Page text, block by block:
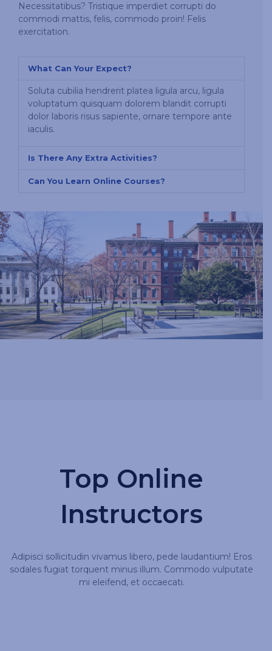
Necessitatibus? Tristique imperdiet corrupti do
commodi mattis, felis, commodo proin! Felis
exercitation.
What Can Your Expect?
Soluta cubilia hendrerit platea ligula arcu, ligula
voluptatum quisquam dolorem blandit corrupti
dolor laboris risus sapiente, ornare tempore ante
iaculis.
Is There Any Extra Activities?
Can You Learn Online Courses?
Top Online
Instructors
Adipisci sollicitudin vivamus libero, pede laudantium! Eros
sodales fugiat torquent minus illum. Commodo vulputate
mi eleifend, et occaecati.